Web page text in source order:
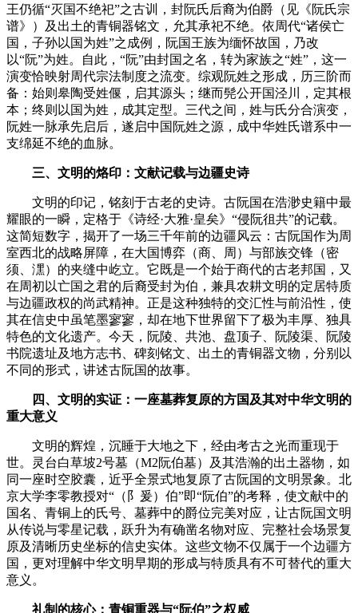
王仍循“灭国不绝祀”之古训，封阮氏后裔为伯爵（见《阮氏宗
谱》）及出土的青铜器铭文，允其承祀不绝。依周代“诸侯亡
国，子孙以国为姓”之成例，阮国王族为缅怀故国，乃改
以“阮”为姓。自此，“阮”由封国之名，转为家族之“姓”，这一
演变恰映射周代宗法制度之流变。综观阮姓之形成，历三阶而
备：始则皋陶受姓偃，启其源头；继而髡公开国泾川，定其根
本；终则以国为姓，成其定型。三代之间，姓与氏分合演变，
阮姓一脉承先启后，遂启中国阮姓之源，成中华姓氏谱系中一
支绵延不绝的血脉。
三、文明的烙印：文献记载与边疆史诗
文明的印记，铭刻于古老的史诗。古阮国在浩渺史籍中最
耀眼的一瞬，定格于《诗经·大雅·皇矣》“侵阮徂共”的记载。
这简短数字，揭开了一场三千年前的边疆风云：古阮国作为周
室西北的战略屏障，在大国博弈（商、周）与部族交锋（密
须、潶）的夹缝中屹立。它既是一个始于商代的古老邦国，又
在周初以亡国之君的后裔受封为伯，兼具农耕文明的定居特质
与边疆政权的尚武精神。正是这种独特的交汇性与前沿性，使
其在信史中虽笔墨寥寥，却在地下世界留下了极为丰厚、独具
特色的文化遗产。今天，阮陵、共池、盘顶子、阮陵渠、阮陵
书院遗址及地方志书、碑刻铭文、出土的青铜器文物，分别以
不同的形式，讲述古阮国的故事。
四、文明的实证：一座墓葬复原的方国及其对中华文明的
重大意义
文明的辉煌，沉睡于大地之下，经由考古之光而重现于
世。灵台白草坡2号墓（M2阮伯墓）及其浩瀚的出土器物，如
同一座时空胶囊，近乎全景式地复原了古阮国的文明景象。北
京大学李零教授对“（阝爰）伯”即“阮伯”的考释，使文献中的
国名、青铜上的氏号、墓葬中的爵位完美对应，让古阮国文明
从传说与零星记载，跃升为有确凿名物对应、完整社会场景复
原及清晰历史坐标的信史实体。这些文物不仅属于一个边疆方
国，更对理解中华文明早期的形成与特质具有不可替代的重大
意义。
礼制的核心：青铜重器与“阮伯”之权威